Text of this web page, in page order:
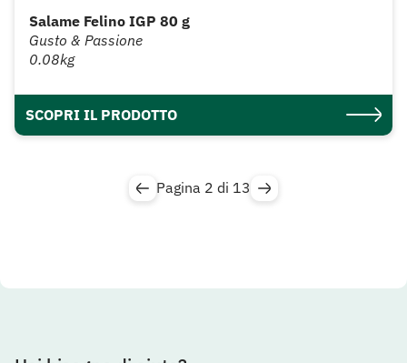
Salame Felino IGP 80 g
Gusto & Passione
0.08kg
SCOPRI IL PRODOTTO
Pagina 2 di 13